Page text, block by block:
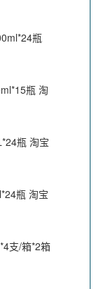
瓶
瓶 淘
瓶 淘宝
瓶 淘宝
支/箱*2箱